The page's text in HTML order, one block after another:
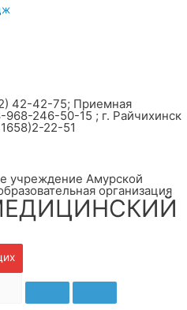
42-42-75; Приемная
968-246-50-15 ; г. Райчихинск
22-51
учреждение Амурской
организация